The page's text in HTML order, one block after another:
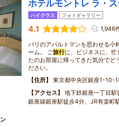
ホテルモントレ ラ・
ハイクラス フォトギャラリー
4.1 1,946
パリのアパルトマンを思わせる小
ーム。 ご旅行に、ビジネスに、
たのお部屋に帰ってきた気分でど
ださい。
住所
東京都中央区銀座1-10-
アクセス
地下鉄銀座一丁目
銀座線銀座駅徒歩4分、JR有楽町